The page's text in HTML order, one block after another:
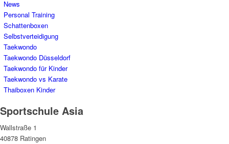
News
Personal Training
Schattenboxen
Selbstverteidigung
Taekwondo
Taekwondo Düsseldorf
Taekwondo für Kinder
Taekwondo vs Karate
Thaiboxen Kinder
Sportschule Asia
Wallstraße 1
40878 Ratingen